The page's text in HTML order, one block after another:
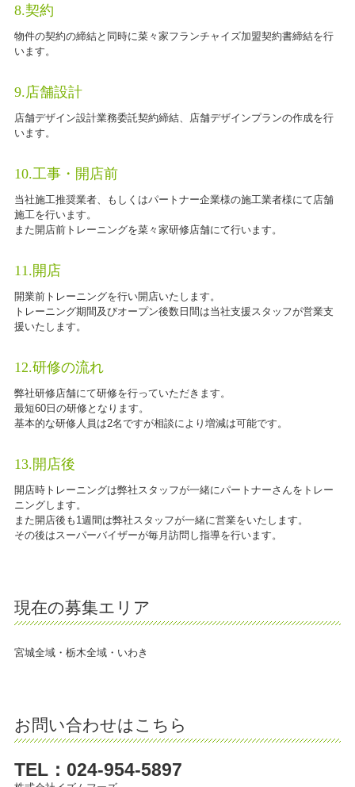
8.契約
物件の契約の締結と同時に菜々家フランチャイズ加盟契約書締結を行
います。
9.店舗設計
店舗デザイン設計業務委託契約締結、店舗デザインプランの作成を行
います。
10.工事・開店前
当社施工推奨業者、もしくはパートナー企業様の施工業者様にて店舗
施工を行います。
また開店前トレーニングを菜々家研修店舗にて行います。
11.開店
開業前トレーニングを行い開店いたします。
トレーニング期間及びオープン後数日間は当社支援スタッフが営業支
援いたします。
12.研修の流れ
弊社研修店舗にて研修を行っていただきます。
最短60日の研修となります。
基本的な研修人員は2名ですが相談により増減は可能です。
13.開店後
開店時トレーニングは弊社スタッフが一緒にパートナーさんをトレー
ニングします。
また開店後も1週間は弊社スタッフが一緒に営業をいたします。
その後はスーパーバイザーが毎月訪問し指導を行います。
現在の募集エリア
宮城全域・栃木全域・いわき
お問い合わせはこちら
TEL：024-954-5897